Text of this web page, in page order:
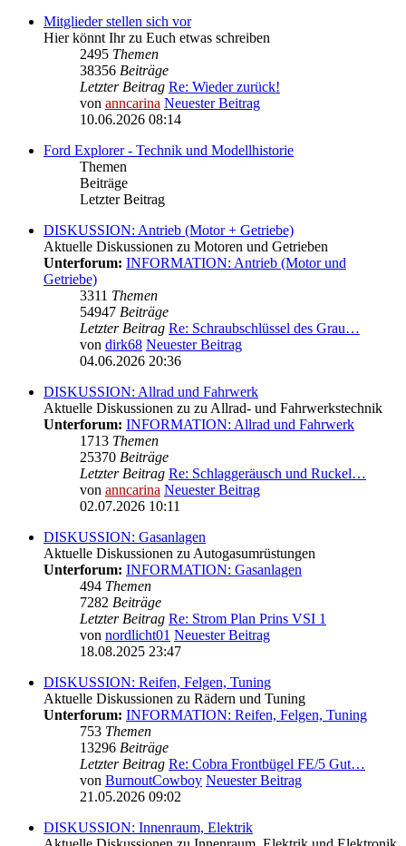
Mitglieder stellen sich vor
Hier könnt Ihr zu Euch etwas schreiben
2495 Themen
38356 Beiträge
Letzter Beitrag Re: Wieder zurück!
von anncarina Neuester Beitrag
10.06.2026 08:14
Ford Explorer - Technik und Modellhistorie
Themen
Beiträge
Letzter Beitrag
DISKUSSION: Antrieb (Motor + Getriebe)
Aktuelle Diskussionen zu Motoren und Getrieben
Unterforum: INFORMATION: Antrieb (Motor und
Getriebe)
3311 Themen
54947 Beiträge
Letzter Beitrag Re: Schraubschlüssel des Grau…
von dirk68 Neuester Beitrag
04.06.2026 20:36
DISKUSSION: Allrad und Fahrwerk
Aktuelle Diskussionen zu zu Allrad- und Fahrwerkstechnik
Unterforum: INFORMATION: Allrad und Fahrwerk
1713 Themen
25370 Beiträge
Letzter Beitrag Re: Schlaggeräusch und Ruckel…
von anncarina Neuester Beitrag
02.07.2026 10:11
DISKUSSION: Gasanlagen
Aktuelle Diskussionen zu Autogasumrüstungen
Unterforum: INFORMATION: Gasanlagen
494 Themen
7282 Beiträge
Letzter Beitrag Re: Strom Plan Prins VSI 1
von nordlicht01 Neuester Beitrag
18.08.2025 23:47
DISKUSSION: Reifen, Felgen, Tuning
Aktuelle Diskussionen zu Rädern und Tuning
Unterforum: INFORMATION: Reifen, Felgen, Tuning
753 Themen
13296 Beiträge
Letzter Beitrag Re: Cobra Frontbügel FE/5 Gut…
von BurnoutCowboy Neuester Beitrag
21.05.2026 09:02
DISKUSSION: Innenraum, Elektrik